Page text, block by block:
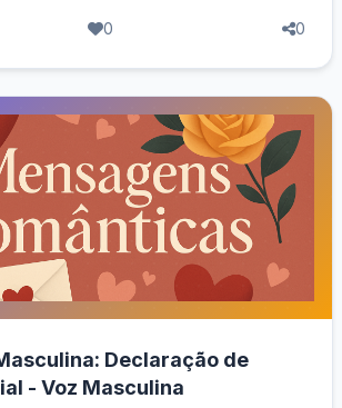
0 0
Declaração de
- Voz Masculina